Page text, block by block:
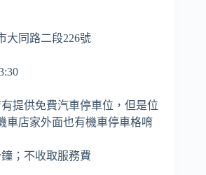
大同路二段226號
提供免費汽車停車位，但是位
車店家外面也有機車停車格唷
；不收取服務費